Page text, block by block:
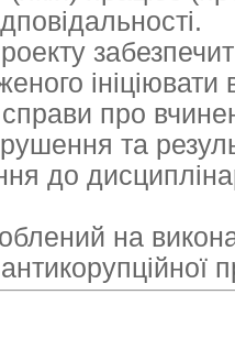
про
та
до
на